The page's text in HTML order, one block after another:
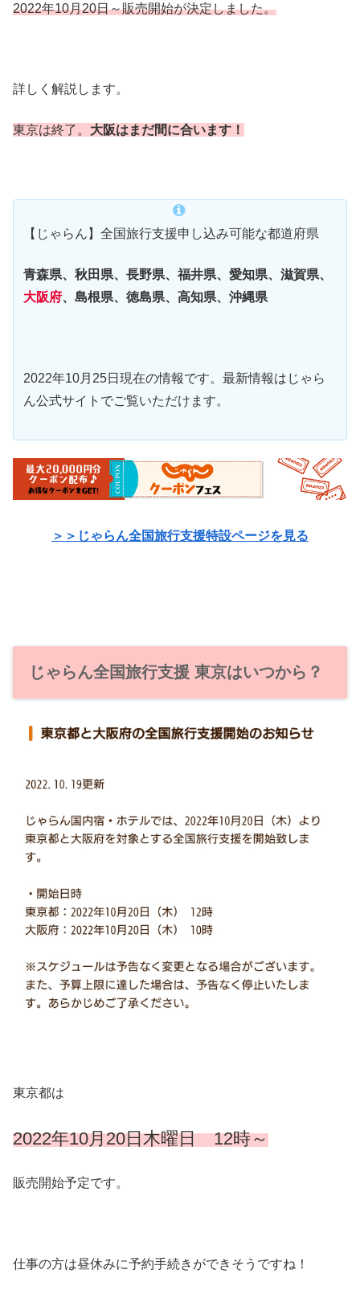
2022年10月20日～販売開始が決定しました。
詳しく解説します。
東京は終了。 大阪はまだ間に合います！
【じゃらん】全国旅行支援申し込み可能な都道府県
青森県、秋田県、長野県、福井県、愛知県、滋賀県、
大阪府、島根県、徳島県、高知県、沖縄県
2022年10月25日現在の情報です。最新情報はじゃら
ん公式サイトでご覧いただけます。
＞＞じゃらん全国旅行支援特設ページを見る
じゃらん全国旅行支援 東京はいつから？
東京都は
2022年10月20日木曜日 12時～
販売開始予定です。
仕事の方は昼休みに予約手続きができそうですね！